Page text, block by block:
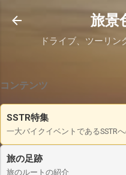
スキップしてメ
旅景
ドライブ、ツーリン
コンテンツ
SSTR特集
一大バイクイベントであるSSTR
旅の足跡
旅のルートの紹介